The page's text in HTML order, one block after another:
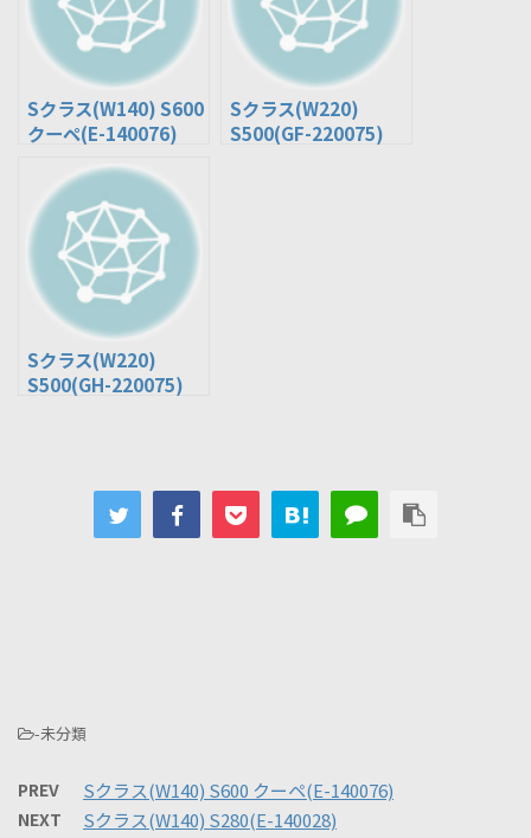
Sクラス(W140) S600
クーペ(E-140076)
Sクラス(W220)
S500(GF-220075)
Sクラス(W220)
S500(GH-220075)
-未分類
PREV Sクラス(W140) S600 クーペ(E-140076)
NEXT Sクラス(W140) S280(E-140028)